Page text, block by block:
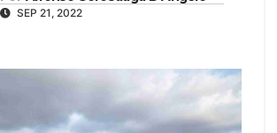
SEP 21, 2022